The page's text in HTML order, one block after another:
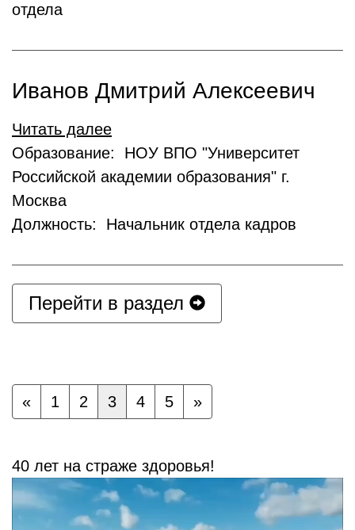
отдела
Иванов Дмитрий Алексеевич
Читать далее
Образование: НОУ ВПО "Университет
Российской академии образования" г.
Москва
Должность: Начальник отдела кадров
Перейти в раздел
« 1 2 3 4 5 »
40 лет на страже здоровья!